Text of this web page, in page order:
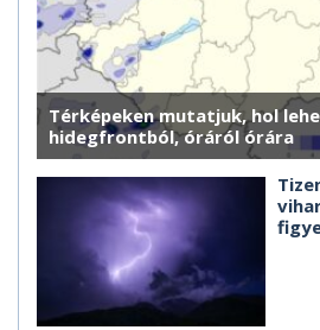
Térképeken mutatjuk, hol
hidegfrontból, óráról órára